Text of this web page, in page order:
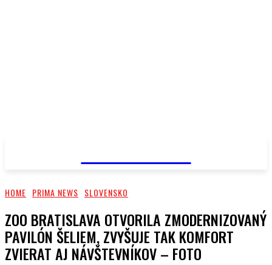
HOME PRIMA NEWS SLOVENSKO
ZOO BRATISLAVA OTVORILA ZMODERNIZOVANÝ
PAVILÓN ŠELIEM, ZVYŠUJE TAK KOMFORT
ZVIERAT AJ NÁVŠTEVNÍKOV – FOTO